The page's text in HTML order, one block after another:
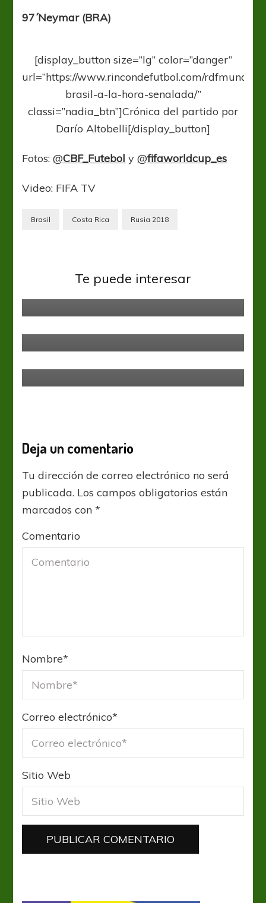
97´Neymar (BRA)
[display_button size=”lg” color=”danger”
url=”https://www.rincondefutbol.com/rdfmundial-
brasil-a-la-hora-senalada/”
classi=”nadia_btn”]Crónica del partido por
Darío Altobelli[/display_button]
Fotos:@CBF_Futebol y@fifaworldcup_es
Video: FIFA TV
Brasil Costa Rica Rusia 2018
Te puede interesar
Sin categoría
Deja un comentario
Tu dirección de correo electrónico no será
publicada. Los campos obligatorios están
marcados con*
Comentario
Nombre*
Correo electrónico*
Sitio Web